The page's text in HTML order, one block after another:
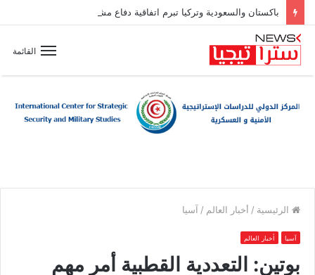
باكستان والسعودية وتركيا تبرم اتفاقية دفاع مشترك
القائمة
الرئيسية / أخبار العالم / آسيا
آسيا أخبار العالم
بوتين: التعددية القطبية أمر مهم